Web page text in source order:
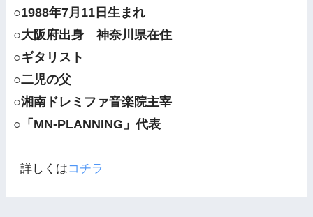
○1988年7月11日生まれ
○大阪府出身 神奈川県在住
○ギタリスト
○二児の父
○湘南ドレミファ音楽院主宰
○「MN-PLANNING」代表
詳しくはコチラ